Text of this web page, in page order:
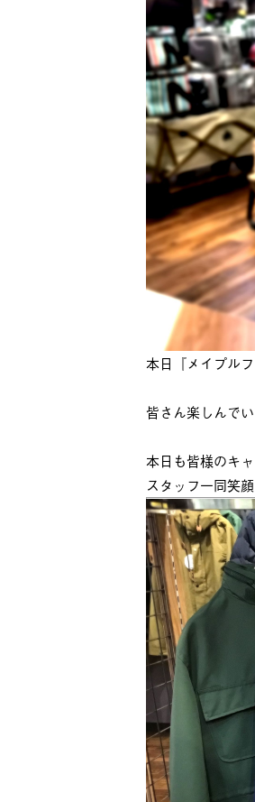
本日『メイプル
皆さん楽しんで
本日も皆様のキ
スタッフ一同笑